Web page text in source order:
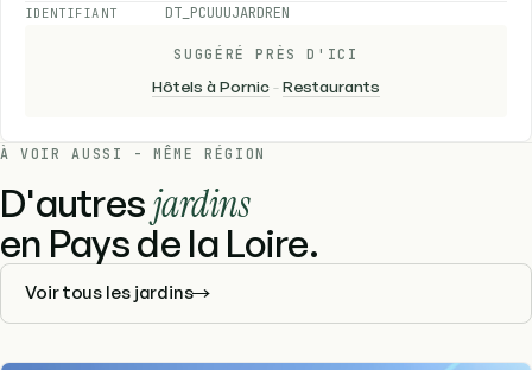
IDENTIFIANT DT_PCUUUJARDREN
SUGGÉRÉ PRÈS D'ICI
Hôtels à Pornic-Restaurants
À VOIR AUSSI - MÊME RÉGION
D'autresjardins
en Pays de la Loire.
Voir tous les jardins